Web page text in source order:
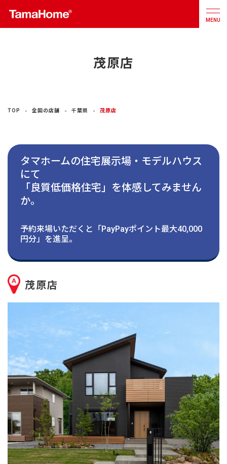
カタログ
リフォーム
不動産事業
建築実例
生活サービス・その他
企業・ IR情報
MENU
茂原店
TOP 全国の店舗 千葉県 茂原店
タマホームの住宅展示場・モデルハウス
にて
「良質低価格住宅」を体感してみません
か。
予約来場いただくと「PayPayポイント最大40,000
円分」を進呈。
茂原店